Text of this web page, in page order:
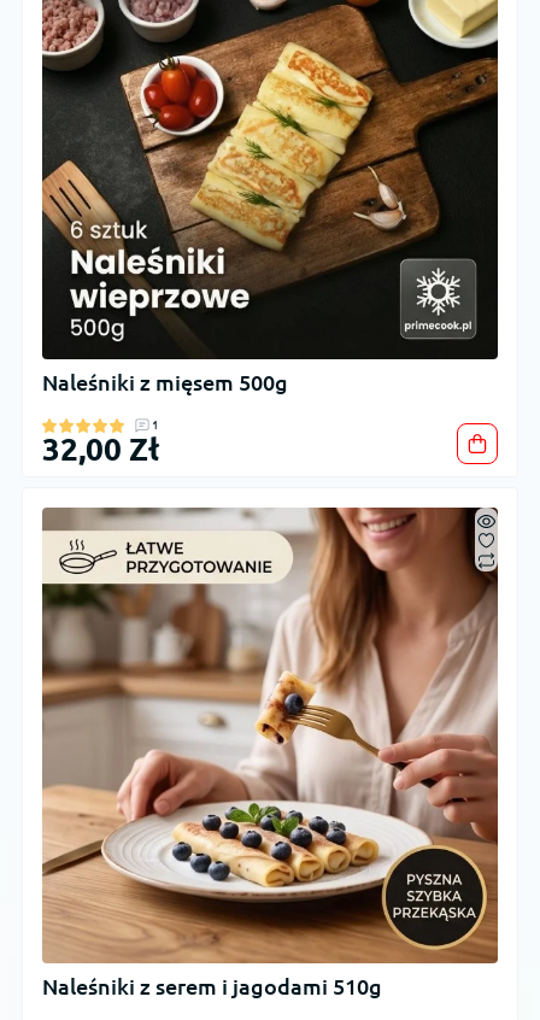
Naleśniki z mięsem 500g
1
32,00 Zł
Naleśniki z serem i jagodami 510g